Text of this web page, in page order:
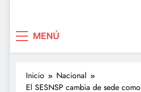
MENÚ
Inicio
Nacional
El SESNSP cambia de sede